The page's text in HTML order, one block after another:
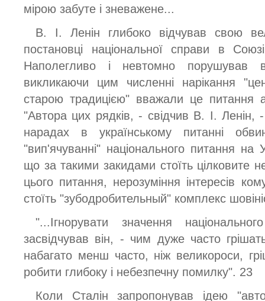
мірою забуте і зневажене...
В. І. Ленін глибоко відчував свою
постановці національної справи в
Наполегливо і невтомно порушував
викликаючи цим численні нарікання
старою традицією" вважали це питання
"Автора цих рядків, - свідчив В. І. Ленін,
нарадах в українському питанні
"вип'ячуванні" національного питання на
що за такими закидами стоїть цілковите
цього питання, нерозуміння інтересів
стоїть "зубодробительный" комплекс
"...Ігнорувати значення
засвідчував він, - чим дуже часто
набагато менш часто, ніж великороси,
робити глибоку і небезпечну помилку". 23
Коли Сталін запропонував ідею